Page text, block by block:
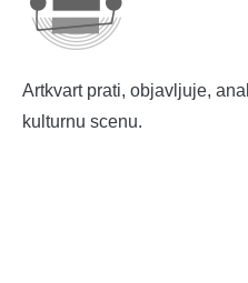
Artkvart prati, objavljuje,
kulturnu scenu.